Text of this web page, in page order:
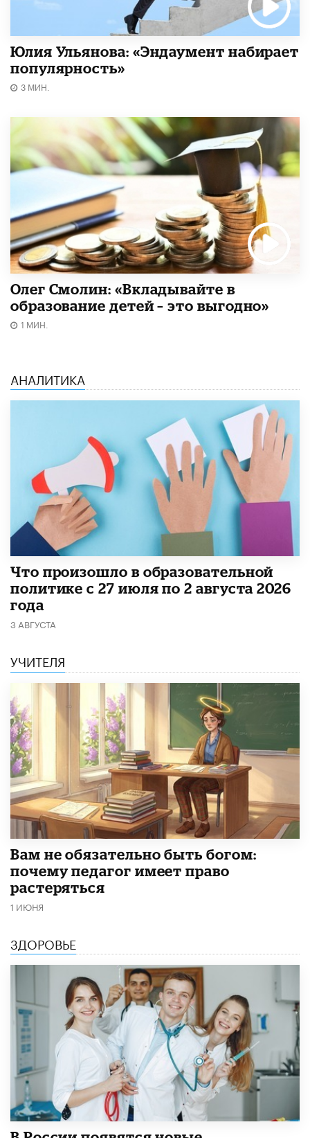
Юлия Ульянова: «Эндаумент набирает
популярность»
3 МИН.
Олег Смолин: «Вкладывайте в
образование детей – это выгодно»
1 МИН.
АНАЛИТИКА
​Что произошло в образовательной
политике с 27 июля по 2 августа 2026
года
3 АВГУСТА
УЧИТЕЛЯ
​Вам не обязательно быть богом:
почему педагог имеет право
растеряться
1 ИЮНЯ
ЗДОРОВЬЕ